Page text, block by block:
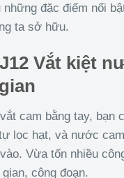
những đặc điểm nổi
ta sở hữu.
Vắt kiệt
cam bằng tay,
lọc hạt, và nước
Vừa tốn nhiều
công đoạn.